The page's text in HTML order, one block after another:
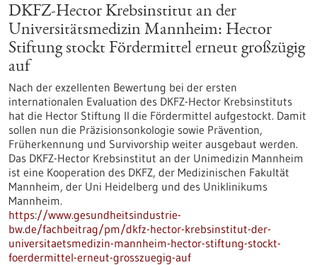
DKFZ-Hector Krebsinstitut an der
Universitätsmedizin Mannheim: Hector
Stiftung stockt Fördermittel erneut großzügig
auf
Nach der exzellenten Bewertung bei der ersten
internationalen Evaluation des DKFZ-Hector Krebsinstituts
hat die Hector Stiftung II die Fördermittel aufgestockt. Damit
sollen nun die Präzisionsonkologie sowie Prävention,
Früherkennung und Survivorship weiter ausgebaut werden.
Das DKFZ-Hector Krebsinstitut an der Unimedizin Mannheim
ist eine Kooperation des DKFZ, der Medizinischen Fakultät
Mannheim, der Uni Heidelberg und des Uniklinikums
Mannheim.
https://www.gesundheitsindustrie-
bw.de/fachbeitrag/pm/dkfz-hector-krebsinstitut-der-
universitaetsmedizin-mannheim-hector-stiftung-stockt-
foerdermittel-erneut-grosszuegig-auf